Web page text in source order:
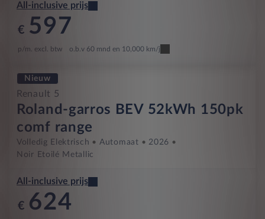
All-inclusive prijs
€ 597
p/m. excl. btw o.b.v 60 mnd en 10,000 km/j
Nieuw
Renault 5
Roland-garros BEV 52kWh 150pk
comf range
Volledig Elektrisch Automaat
2026
Noir Etoilé Metallic
All-inclusive prijs
€ 624